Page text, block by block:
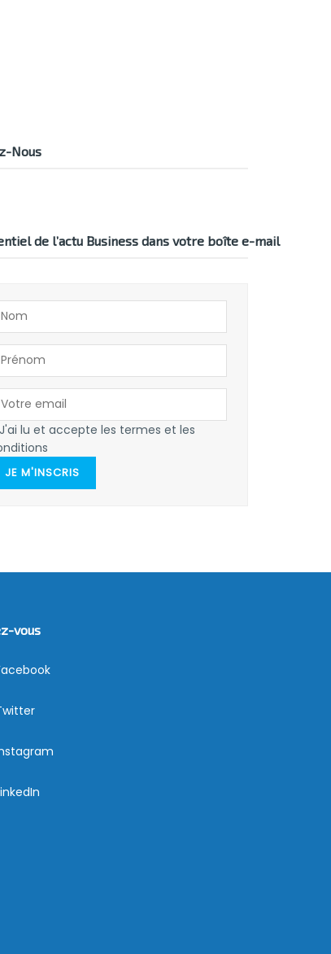
Nous
de l’actu Business dans votre boîte e-mail
J'ai lu et accepte les termes et les
JE M'INSCRIS
vous